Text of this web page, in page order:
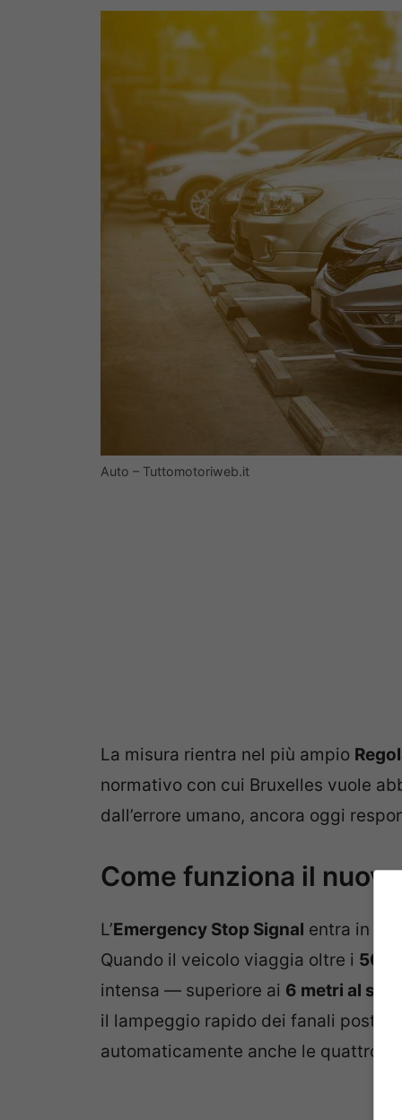
Auto – Tuttomotoriweb.it
La misura rientra nel più ampio
normativo con cui Bruxelles vuole
dall’errore umano, ancora oggi
Come funziona il
L’Emergency Stop Signal entra in
Quando il veicolo viaggia oltre i 50
intensa — superiore ai 6 metri al
il lampeggio rapido dei fanali
automaticamente anche le quattro